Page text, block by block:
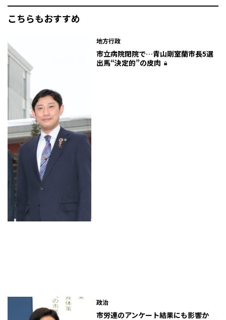
こちらもおすすめ
地方行政
市立病院閉院で…青山剛室蘭市長5選
出馬“決定的”の皮肉
政治
市労連のアンケート結果にも影響か